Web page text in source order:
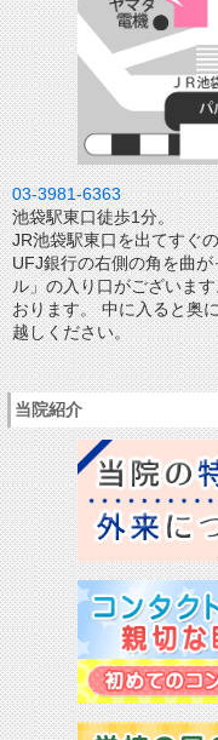
03-3981-6363
池袋駅東口徒歩1分。
JR池袋駅東口を出てすぐ
UFJ銀行の右側の角を曲
ル」の入り口がございま
おります。 中に入ると奥
越しください。
当院紹介